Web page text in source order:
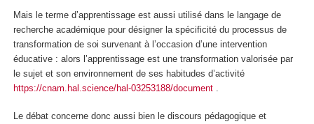
Mais le terme d’apprentissage est aussi utilisé dans le langage de
recherche académique pour désigner la spécificité du processus de
transformation de soi survenant à l’occasion d’une intervention
éducative : alors l’apprentissage est une transformation valorisée par
le sujet et son environnement de ses habitudes d’activité
https://cnam.hal.science/hal-03253188/document
Le débat concerne donc aussi bien le discours pédagogique et